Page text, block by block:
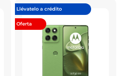
Llévatelo a crédito
Oferta